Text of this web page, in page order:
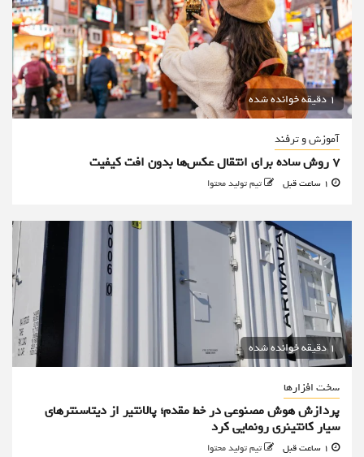
1 دقیقه خوانده شده
آموزش و ترفند
۷ روش ساده برای انتقال عکس‌ها بدون افت کیفیت
تیم تولید محتوا
1 دقیقه خوانده شده
سخت افزارها
پردازش هوش مصنوعی در خط مقدم؛ پالانتیر از دیتاسنترهای
سیار کانتینری رونمایی کرد
تیم تولید محتوا